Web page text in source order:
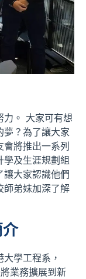
力。 大家可有想
夢？為了讓大家
將推出一系列
及生涯規劃組
讓大家認識他們
師弟妹加深了解
學工程系，
業務擴展到新